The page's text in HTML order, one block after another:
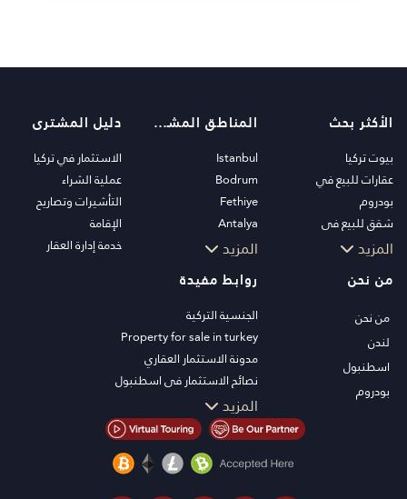
الأكثر بحث
بيوت تركيا
عقارات للبيع في
بودروم
شقق للبيع في
اسطنبول
فلل بودروم
شقق للبيع في انطاليا
منازل انطاليا
المزيد
المناطق المشهورة
Istanbul
Bodrum
Fethiye
Antalya
Kalkan
Kas
Bursa
Gocek
Side
Kemer
Dalyan
Izmir
Belek
المزيد
دليل المشترى
الاستثمار في تركيا
عملية الشراء
التأشيرات وتصاريح
الإقامة
خدمة إدارة العقار
من نحن
من نحن
لندن
اسطنبول
بودروم
روابط مفيدة
الجنسية التركية
Property for sale in turkey
مدونة الاستثمار العقاري
نصائح الاستثمار في اسطنبول
تلفزيون PT
عقارات اسطنبول للاستثمار
اعرض عقارك للبيع
الصفقة
المزيد